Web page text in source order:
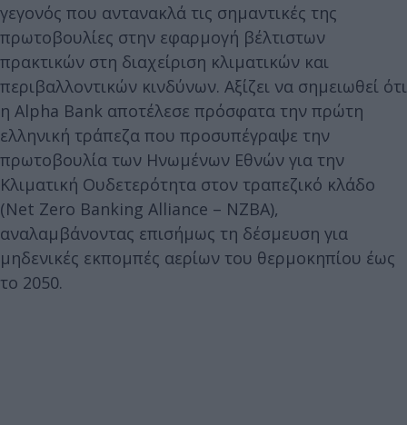
γεγονός που αντανακλά τις σημαντικές της
πρωτοβουλίες στην εφαρμογή βέλτιστων
πρακτικών στη διαχείριση κλιματικών και
περιβαλλοντικών κινδύνων. Αξίζει να σημειωθεί ότι
η Alpha Bank αποτέλεσε πρόσφατα την πρώτη
ελληνική τράπεζα που προσυπέγραψε την
πρωτοβουλία των Ηνωμένων Εθνών για την
Κλιματική Ουδετερότητα στον τραπεζικό κλάδο
(Net Zero Banking Alliance – NZBA),
αναλαμβάνοντας επισήμως τη δέσμευση για
μηδενικές εκπομπές αερίων του θερμοκηπίου έως
το 2050.